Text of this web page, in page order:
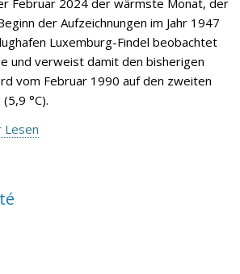
der Aufzeichnungen im Jahr 1947
Luxemburg-Findel beobachtet
und verweist damit den bisherigen
vom Februar 1990 auf den zweiten
°C).
Lesen